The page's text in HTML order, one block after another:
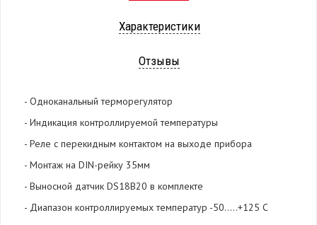
Характеристики
Отзывы
- Одноканальный терморегулятор
- Индикация контроллируемой температуры
- Реле с перекидным контактом на выходе прибора
- Монтаж на DIN-рейку 35мм
- Выносной датчик DS18B20 в комплекте
- Диапазон контроллируемых температур -50.....+125 С